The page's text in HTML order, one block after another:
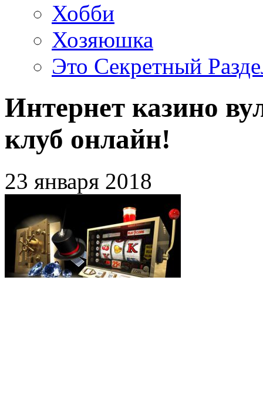
Хобби
Хозяюшка
Это Секретный
Интернет казино
клуб онлайн!
23 января 2018